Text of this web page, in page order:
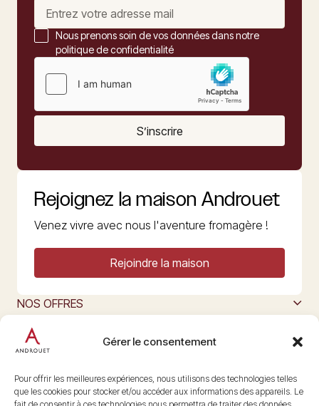
Gérer le consentement
Pour offrir les meilleures expériences, nous utilisons des technologies telles
que les cookies pour stocker et/ou accéder aux informations des appareils. Le
Nous prenons soin de vos données dans notre
politique de confidentialité
S’inscrire
Rejoignez la maison Androuet
Venez vivre avec nous l'aventure fromagère !
Rejoindre la maison
NOS OFFRES
L’ART DU FROMAGE
Nous suivre
@maisonandrouet